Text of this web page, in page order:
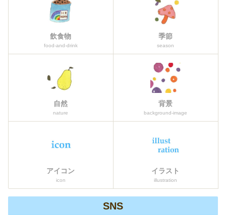
飲食物
food-and-drink
季節
season
自然
nature
背景
background-image
アイコン
icon
イラスト
illustration
SNS